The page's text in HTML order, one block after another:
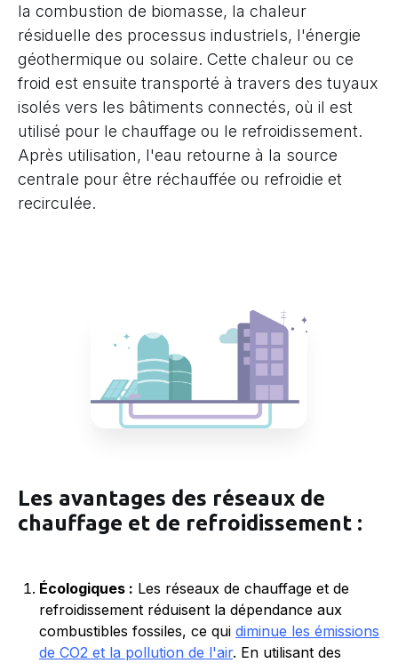
la combustion de biomasse, la chaleur
résiduelle des processus industriels, l'énergie
géothermique ou solaire. Cette chaleur ou ce
froid est ensuite transporté à travers des tuyaux
isolés vers les bâtiments connectés, où il est
utilisé pour le chauffage ou le refroidissement.
Après utilisation, l'eau retourne à la source
centrale pour être réchauffée ou refroidie et
recirculée.
Les avantages des réseaux de
chauffage et de refroidissement :
Écologiques : Les réseaux de chauffage et de
refroidissement réduisent la dépendance aux
combustibles fossiles, ce qui diminue les émissions
de CO2 et la pollution de l'air. En utilisant des